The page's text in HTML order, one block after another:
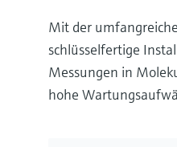
Mit der
schlüsselfertige
Messungen in
hohe